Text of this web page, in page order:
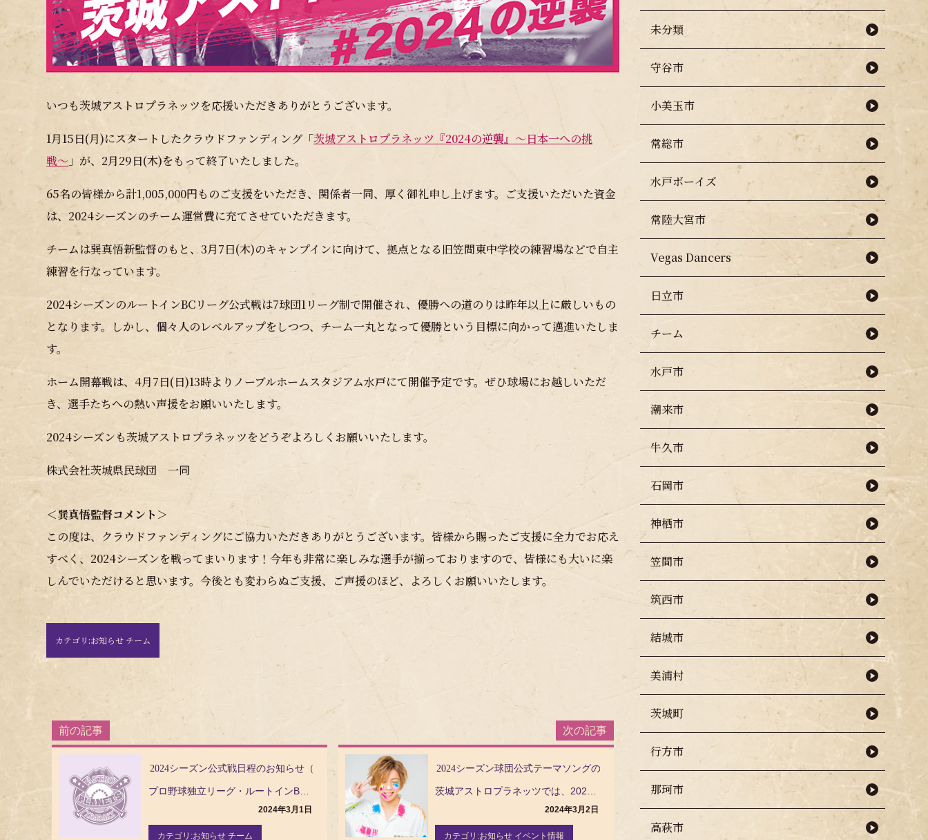
いつも茨城アストロプラネッツを応援いただきありがとうございます。
1月15日(月)にスタートしたクラウドファンディング「茨城アストロプラネッツ『2024の逆襲』〜日本一への挑
戦〜 」が、2月29日(木)をもって終了いたしました。
65名の皆様から計1,005,000円ものご支援をいただき、関係者一同、厚く御礼申し上げます。ご支援いただいた資金
は、2024シーズンのチーム運営費に充てさせていただきます。
チームは巽真悟新監督のもと、3月7日(木)のキャンプインに向けて、拠点となる旧笠間東中学校の練習場などで自主
練習を行なっています。
2024シーズンのルートインBCリーグ公式戦は7球団1リーグ制で開催され、優勝への道のりは昨年以上に厳しいもの
となります。しかし、個々人のレベルアップをしつつ、チーム一丸となって優勝という目標に向かって邁進いたしま
す。
ホーム開幕戦は、4月7日(日)13時よりノーブルホームスタジアム水戸にて開催予定です。ぜひ球場にお越しいただ
き、選手たちへの熱い声援をお願いいたします。
2024シーズンも茨城アストロプラネッツをどうぞよろしくお願いいたします。
株式会社茨城県民球団 一同
＜巽真悟監督コメント＞
この度は、クラウドファンディングにご協力いただきありがとうございます。皆様から賜ったご支援に全力でお応え
すべく、2024シーズンを戦ってまいります！今年も非常に楽しみな選手が揃っておりますので、皆様にも大いに楽
しんでいただけると思います。今後とも変わらぬご支援、ご声援のほど、よろしくお願いいたします。
カテゴリ:お知らせ チーム
投
稿
ナ
2024シーズン公式戦日程のお知らせ（3/19更新）
2024年3月1日
カテゴリ:お知らせ チーム
2024シーズン球団公式テーマソングのお知らせ
2024年3月2日
カテゴリ:お知らせ イベント情報
未分類
守谷市
小美玉市
常総市
水戸ボーイズ
常陸大宮市
Vegas Dancers
日立市
チーム
水戸市
潮来市
牛久市
石岡市
神栖市
笠間市
筑西市
結城市
美浦村
茨城町
行方市
那珂市
高萩市